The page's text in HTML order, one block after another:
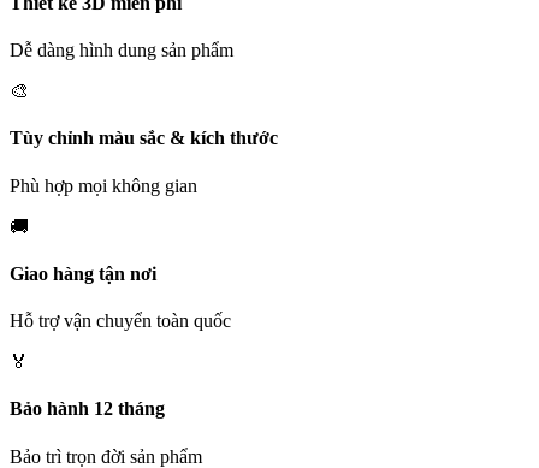
Dễ dàng hình dung sản phẩm
🎨
Tùy chỉnh màu sắc & kích thước
Phù hợp mọi không gian
🚚
Giao hàng tận nơi
Hỗ trợ vận chuyển toàn quốc
🏅
Bảo hành 12 tháng
Bảo trì trọn đời sản phẩm